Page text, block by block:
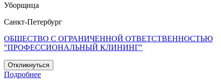
Уборщица
Санкт-Петербург
ОБЩЕСТВО С ОГРАНИЧЕННОЙ ОТВЕТСТВЕННОСТЬЮ
"ПРОФЕССИОНАЛЬНЫЙ КЛИНИНГ"
Откликнуться
Подробнее